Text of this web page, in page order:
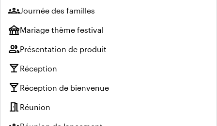
groupsJournée des familles
festivalMariage thème festival
groupPrésentation de produit
local_bar Réception
local_bar Réception de bienvenue
meeting_room Réunion